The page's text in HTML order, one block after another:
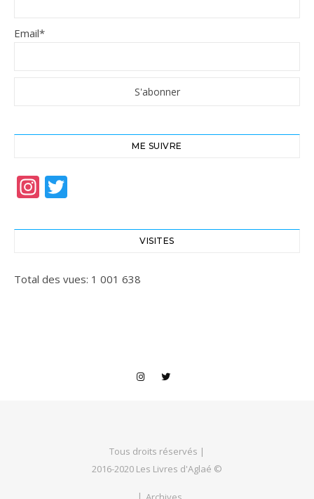
Email*
ME SUIVRE
Instagram
VISITES
Total des vues: 1 001 638
Tous droits réservés |
2016-2020 Les Livres d'Aglaé ©